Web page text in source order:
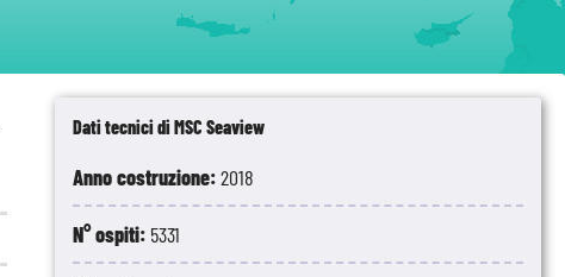
Dati tecnici di MSC Seaview
Anno costruzione:2018
N° ospiti: 5331